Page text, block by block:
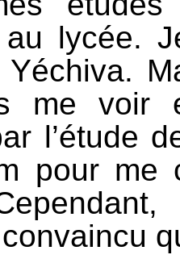
lycée.
Yéchiva.
me voir
l’étude
pour me